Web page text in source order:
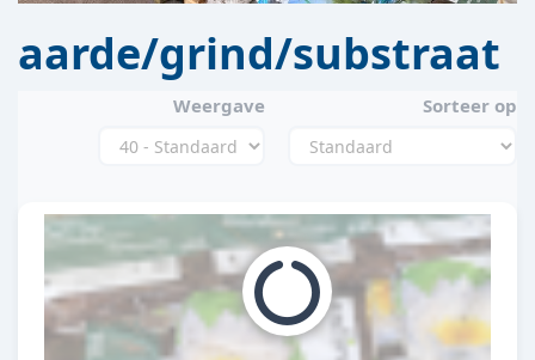
aarde/grind/substraat
Weergave Sorteer op